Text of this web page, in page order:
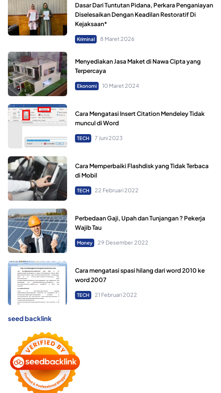
Dasar Dari Tuntutan Pidana, Perkara Penganiayan
Diselesaikan Dengan Keadilan Restoratif Di
Kejaksaan*
Kriminal 8 Maret 2026
Menyediakan Jasa Maket di Nawa Cipta yang
Terpercaya
Ekonomi 10 Maret 2024
Cara Mengatasi Insert Citation Mendeley Tidak
muncul di Word
TECH 7 Juni 2023
Cara Memperbaiki Flashdisk yang Tidak Terbaca
di Mobil
TECH 22 Februari 2022
Perbedaan Gaji, Upah dan Tunjangan ? Pekerja
Wajib Tau
Money 29 Desember 2022
Cara mengatasi spasi hilang dari word 2010 ke
word 2007
TECH 21 Februari 2022
seed backlink